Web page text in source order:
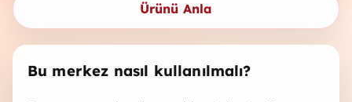
Ürünü Anla
Bu merkez nasıl kullanılmalı?